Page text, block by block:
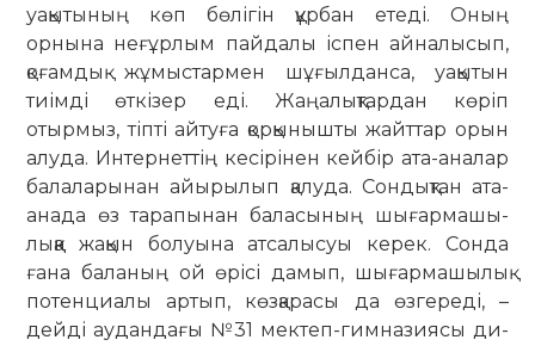
уақытының көп бөлігін құрбан етеді. Оның
орнына неғұрлым пайдалы іспен айналысып,
қоғамдық жұмыстармен шұғылданса, уақытын
тиімді өткізер еді. Жаңалықтардан көріп
отырмыз, тіпті айтуға қорқынышты жайттар орын
алуда. Интернеттің кесірінен кей­­­бір ата-аналар
балаларынан айы­рылып қалуда. Сон­дықтан ата-
ана­да өз тарапынан ба­ласының шы­ғар­ма­шы­
лыққа жақын болуына атсалысуы керек. Сонда
ғана баланың ой өрісі дамып, шығар­ма­шылық
потенциалы артып, көзқарасы да өзгереді, –
дейді аудандағы №31 мектеп-гимназиясы ди­